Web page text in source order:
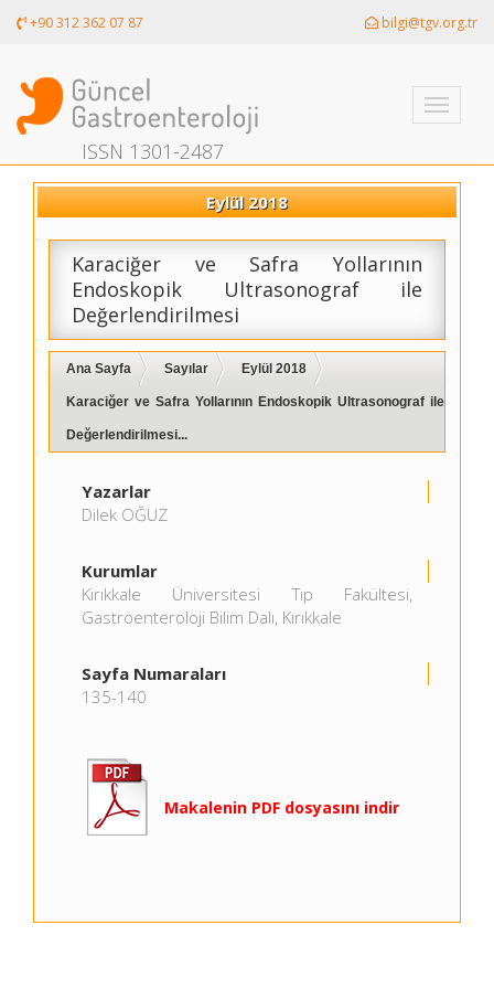
+90 312 362 07 87 bilgi@tgv.org.tr
Toggle
ISSN 1301-2487
Eylül 2018
Karaciğer ve Safra Yollarının
Endoskopik Ultrasonograf ile
Değerlendirilmesi
Ana Sayfa Sayılar Eylül 2018
Karaciğer ve Safra Yollarının Endoskopik Ultrasonograf ile
Değerlendirilmesi...
Yazarlar
Dilek OĞUZ
Kurumlar
Kırıkkale Üniversitesi Tıp Fakültesi,
Gastroenteroloji Bilim Dalı, Kırıkkale
Sayfa Numaraları
135-140
Makalenin PDF dosyasını indir